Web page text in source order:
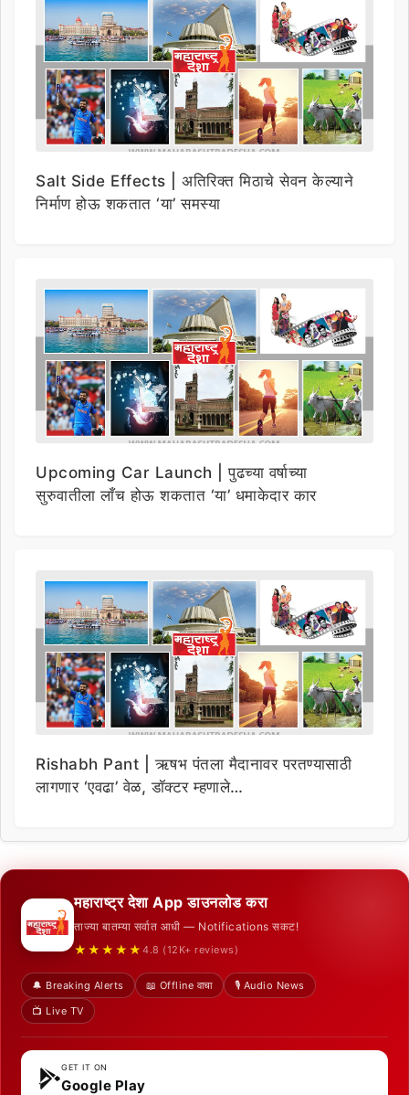
Salt Side Effects | अतिरिक्त मिठाचे सेवन केल्याने
निर्माण होऊ शकतात ‘या’ समस्या
Upcoming Car Launch | पुढच्या वर्षाच्या
सुरुवातीला लाँच होऊ शकतात ‘या’ धमाकेदार कार
Rishabh Pant | ऋषभ पंतला मैदानावर परतण्यासाठी
लागणार ‘एवढा’ वेळ, डॉक्टर म्हणाले…
महाराष्ट्र देशा App डाउनलोड करा
ताज्या बातम्या सर्वात आधी — Notifications सकट!
★★★★★ 4.8 (12K+ reviews)
🔔 Breaking Alerts 📖 Offline वाचा
🎙️ Audio News
📺 Live TV
GET IT ON
Google Play